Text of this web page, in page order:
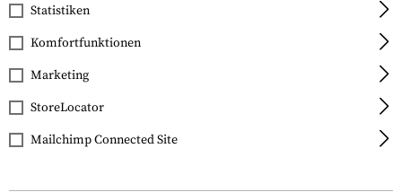
JTG
Radioactive Rubber
Patch
Statistiken
Komfortfunktionen
Marketing
StoreLocator
Mailchimp Connected Site